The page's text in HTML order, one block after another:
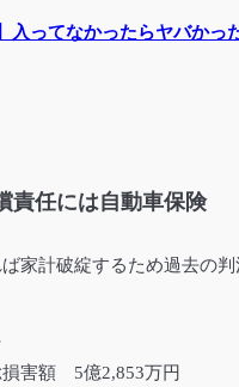
入ってなかったらヤバかっ
責任には自動車保険
家計破綻するため過去の
損害額 5億2,853万円